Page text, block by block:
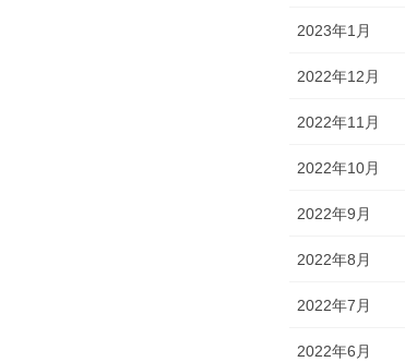
2023年1月
2022年12月
2022年11月
2022年10月
2022年9月
2022年8月
2022年7月
2022年6月